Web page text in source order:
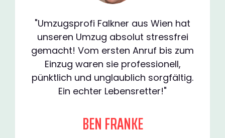
"Umzugsprofi Falkner aus Wien hat
unseren Umzug absolut stressfrei
gemacht! Vom ersten Anruf bis zum
Einzug waren sie professionell,
pünktlich und unglaublich sorgfältig.
Ein echter Lebensretter!"
BEN FRANKE